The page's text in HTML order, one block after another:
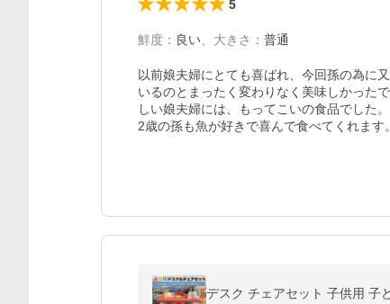
5
鮮度 ： 良い 大きさ ： 普通
以前娘夫婦にとても喜ばれ、今回孫の為に
いるのとまったく変わりなく美味しかった
しい娘夫婦には、もってこいの食品でした。
2歳の孫も魚が好きで喜んで食べてくれます。
デスク チェアセット 子供用 子